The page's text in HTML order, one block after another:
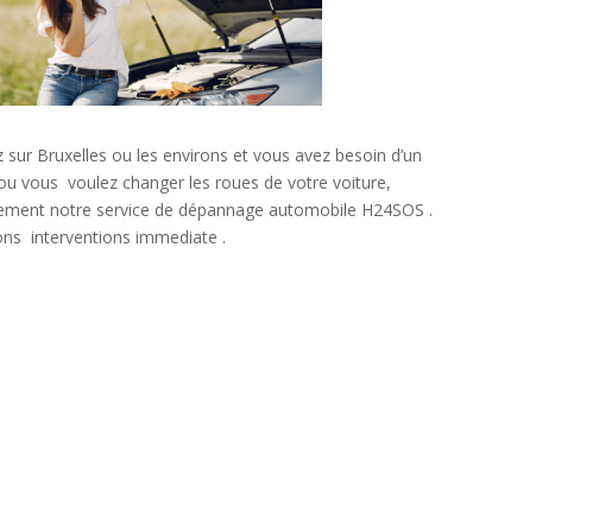
Bruxelles ou les environs et vous avez besoin d’un
vous voulez changer les roues de votre voiture,
notre service de dépannage automobile H24SOS .
interventions immediate .